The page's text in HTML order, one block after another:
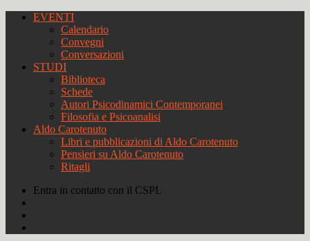
EVENTI
Calendario
Convegni
Conversazioni
STUDI
Biblioteca
Schede
Autori Psicodinamici Contemporanei
Filosofia e Psicoanalisi
Aldo Carotenuto
Libri e pubblicazioni di Aldo Carotenuto
Pensieri su Aldo Carotenuto
Ritagli
Entra in contatto con il CSPL